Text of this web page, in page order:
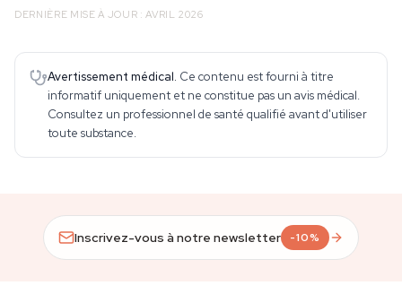
DERNIÈRE MISE À JOUR : AVRIL 2026
Avertissement médical. Ce contenu est fourni à titre
informatif uniquement et ne constitue pas un avis médical.
Consultez un professionnel de santé qualifié avant d'utiliser
toute substance.
Inscrivez-vous à notre newsletter -10%